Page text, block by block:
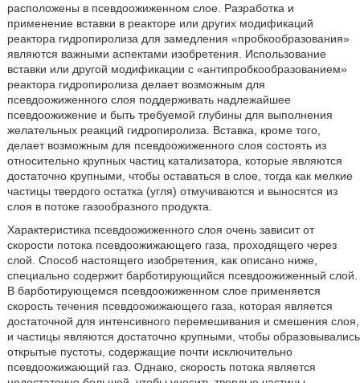
расположены в псевдоожиженном слое. Разработка и
применение вставки в реакторе или других модификаций
реактора гидропиролиза для замедления «пробкообразования»
являются важными аспектами изобретения. Использование
вставки или другой модификации с «антипробкообразованием»
реактора гидропиролиза делает возможным для
псевдоожиженного слоя поддерживать надлежайшее
псевдоожижение и быть требуемой глубины для выполнения
желательных реакций гидропиролиза. Вставка, кроме того,
делает возможным для псевдоожиженного слоя состоять из
относительно крупных частиц катализатора, которые являются
достаточно крупными, чтобы оставаться в слое, тогда как мелкие
частицы твердого остатка (угля) отмучиваются и выносятся из
слоя в потоке газообразного продукта.
Характеристика псевдоожиженного слоя очень зависит от
скорости потока псевдоожижающего газа, проходящего через
слой. Способ настоящего изобретения, как описано ниже,
специально содержит барботирующийся псевдоожиженный слой.
В барботирующемся псевдоожиженном слое применяется
скорость течения псевдоожижающего газа, которая является
достаточной для интенсивного перемешивания и смешения слоя,
и частицы являются достаточно крупными, чтобы образовывались
открытые пустоты, содержащие почти исключительно
псевдоожижающий газ. Однако, скорость потока является